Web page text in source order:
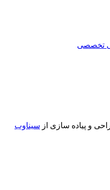
تخصصی
و پیاده سازی از سیناوب